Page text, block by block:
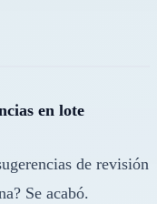
en lote
de revisión
Se acabó.